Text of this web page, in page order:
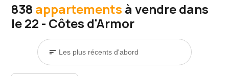
838 appartements à vendre dans
le 22 - Côtes d'Armor
sort